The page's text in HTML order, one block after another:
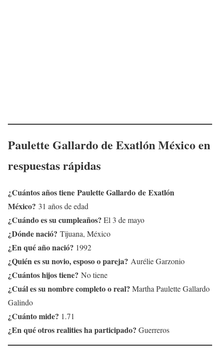
Paulette Gallardode Exatlón México en
respuestas rápidas
¿Cuántos años tiene Paulette Gallardo de Exatlón
México? 31 años de edad
¿Cuándo es su cumpleaños? El 3 de mayo
¿Dónde nació? Tijuana, México
¿En qué año nació? 1992
¿Quién es su novio, esposo o pareja? Aurélie Garzonio
¿Cuántos hijos tiene? No tiene
¿Cuál es su nombre completo o real? Martha Paulette Gallardo
Galindo
¿Cuánto mide? 1.71
¿En qué otros realities ha participado? Guerreros